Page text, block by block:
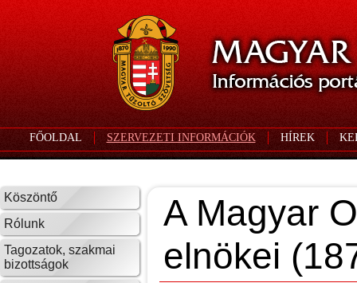
FŐOLDAL SZERVEZETI INFORMÁCIÓK HÍREK
Köszöntő
Rólunk
Tagozatok, szakmai
bizottságok
A Magyar
elnökei